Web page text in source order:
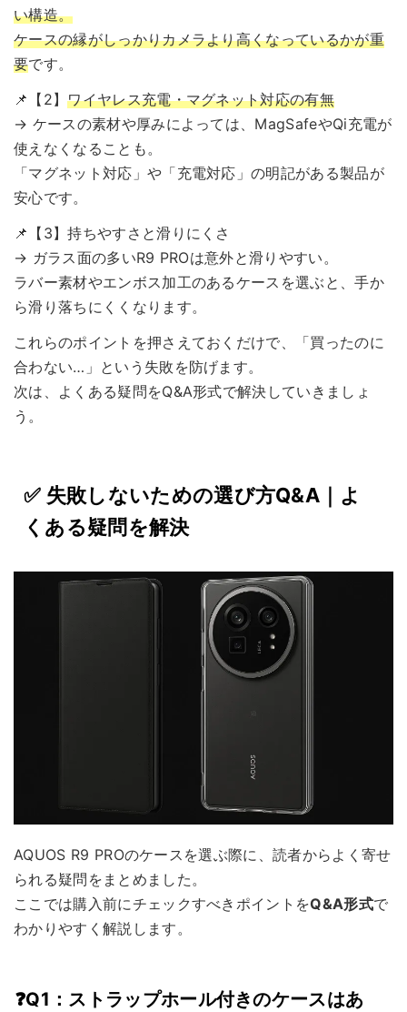
い構造。
ケースの縁がしっかりカメラより高くなっているかが重
要です。
📌【2】ワイヤレス充電・マグネット対応の有無
→ ケースの素材や厚みによっては、MagSafeやQi充電が
使えなくなることも。
「マグネット対応」や「充電対応」の明記がある製品が
安心です。
📌【3】持ちやすさと滑りにくさ
→ ガラス面の多いR9 PROは意外と滑りやすい。
ラバー素材やエンボス加工のあるケースを選ぶと、手か
ら滑り落ちにくくなります。
これらのポイントを押さえておくだけで、「買ったのに
合わない…」という失敗を防げます。
次は、よくある疑問をQ&A形式で解決していきましょ
う。
✅ 失敗しないための選び方Q&A｜よ
くある疑問を解決
AQUOS R9 PROのケースを選ぶ際に、読者からよく寄せ
られる疑問をまとめました。
ここでは購入前にチェックすべきポイントをQ&A形式で
わかりやすく解説します。
❓Q1：ストラップホール付きのケースはあ